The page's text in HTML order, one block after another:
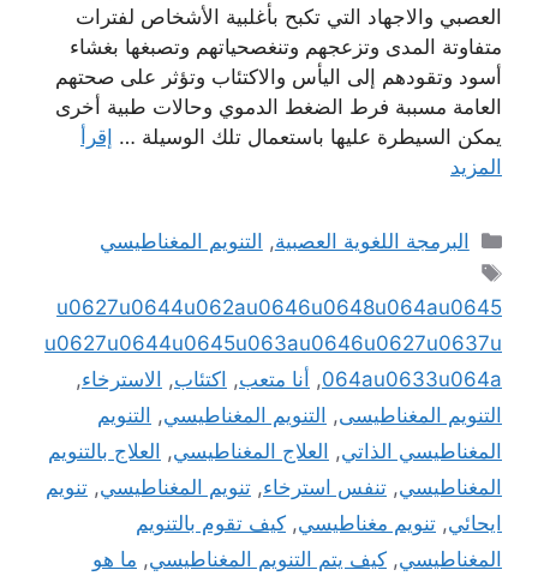
العصبي والاجھاد التي تكبح بأغلبیة الأشخاص لفترات
متفاوتة المدى وتزعجھم وتنغصحیاتھم وتصبغھا بغشاء
أسود وتقودھم إلى الیأس والاكتئاب وتؤثر على صحتھم
العامة مسببة فرط الضغط الدموي وحالات طبیة أخرى
یمكن السیطرة علیھا باستعمال تلك الوسیلة … إقرأ
المزيد
التصنيفات
البرمجة اللغوية العصبية, التنويم المغناطيسي
u0627u0644u062au0646u0648u064au0645
u0627u0644u0645u063au0646u0627u0637u
064au0633u064a
, أنا متعب, اكتئاب, الاسترخاء,
التنويم المغناطيسى, التنويم المغناطيسي, التنويم
المغناطيسي الذاتي, العلاج المغناطيسي, العلاج بالتنويم
المغناطيسي, تنفس استرخاء, تنويم المغناطيسي, تنويم
ايحائي, تنويم مغناطيسي, كيف تقوم بالتنويم
المغناطيسي, كيف يتم التنويم المغناطيسي, ما هو